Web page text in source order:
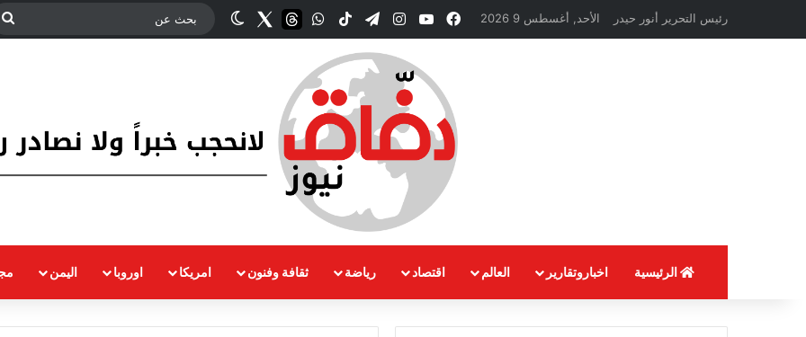
رئيس التحرير أنور حيدر الأحد, أغسطس 9 2026 فيسبوك‫YouTubeانستقرام
تيلقرام ‫TikTokواتسابthreads
Twitterالوضع المظلم
الرئيسية اخباروتقارير العالم اقتصاد رياضة ثقافة وفنون امريكا اوروبا اليمن